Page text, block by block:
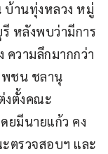
บ้านทุ่งหลวง หมู่
หลังพบว่ามีการ
วามลึกมากกว่า
พชน ชลานุ
งตั้งคณะ
ยมีนายแก้ว คง
ตรวจสอบฯ และ